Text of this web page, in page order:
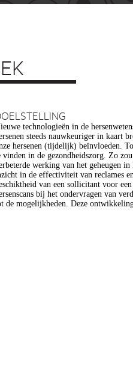
technologieën in de
steeds nauwkeuriger in kaart
hersenen (tijdelijk) beïnvloeden.
vinden in de gezondheidszorg. Zo
werking van het geheugen
in de effectiviteit van reclames
van een sollicitant voor
bij het ondervragen van
de mogelijkheden. Deze
op, onder meer op het gebied
gelijkheid, stigmatisering),
veranderingen in ons normen en
toepassing van een
extra reden voor zorg. Het doel van
verantwoorde
hersenwetenschappen te